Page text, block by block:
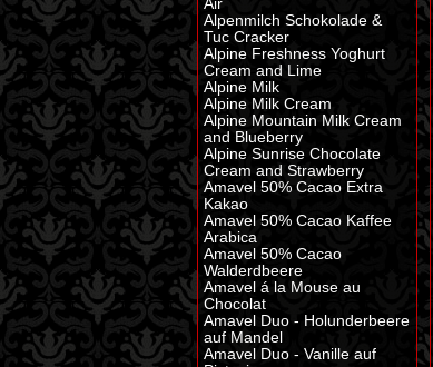
Air
Alpenmilch Schokolade &
Tuc Cracker
Alpine Freshness Yoghurt
Cream and Lime
Alpine Milk
Alpine Milk Cream
Alpine Mountain Milk Cream
and Blueberry
Alpine Sunrise Chocolate
Cream and Strawberry
Amavel 50% Cacao Extra
Kakao
Amavel 50% Cacao Kaffee
Arabica
Amavel 50% Cacao
Walderdbeere
Amavel á la Mouse au
Chocolat
Amavel Duo - Holunderbeere
auf Mandel
Amavel Duo - Vanille auf